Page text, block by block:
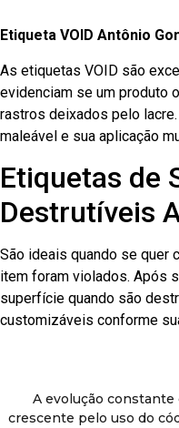
Etiqueta VOID Antônio
As etiquetas VOID são
evidenciam se um produto
rastros deixados pelo
maleável e sua aplicação
Etiquetas de
Destrutíveis
São ideais quando se quer
item foram violados. Após
superfície quando são
customizáveis conforme
A evolução constante
crescente pelo uso do